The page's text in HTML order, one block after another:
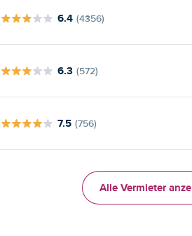
6.4 (4356)
6.3 (572)
7.5 (756)
Alle Vermieter